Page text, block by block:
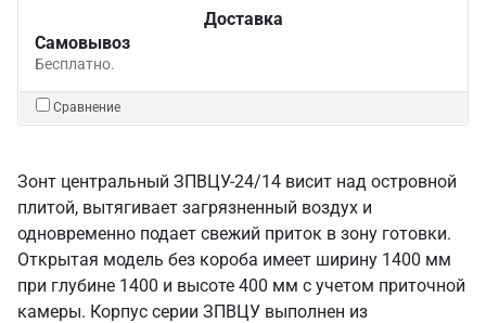
Доставка
Самовывоз
Бесплатно.
Сравнение
Зонт центральный ЗПВЦУ-24/14 висит над островной
плитой, вытягивает загрязненный воздух и
одновременно подает свежий приток в зону готовки.
Открытая модель без короба имеет ширину 1400 мм
при глубине 1400 и высоте 400 мм с учетом приточной
камеры. Корпус серии ЗПВЦУ выполнен из